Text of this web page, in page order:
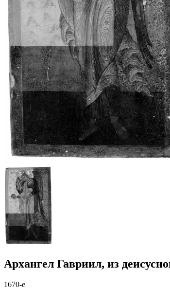
Архангел Гавриил, из
1670-е